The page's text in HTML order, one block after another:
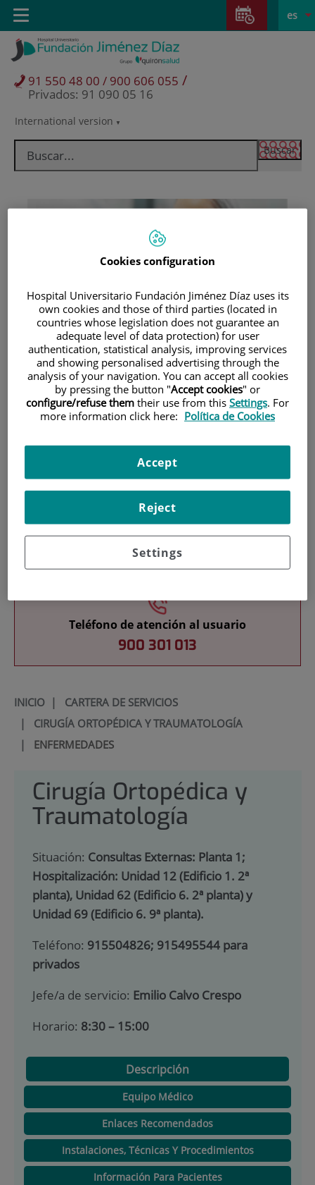
Saltar al contenido
Saltar
contenido
Selector
idioma
activo
es
International version
91 550 48 00 / 900 606 055 /
Privados: 91 090 05 16
Toggle
navigation
Pacientes y visitantes
Investigación
Teléfono de atención al usuario
900 301 013
INICIO| CARTERA DE SERVICIOS
| CIRUGÍA ORTOPÉDICA Y TRAUMATOLOGÍA
| ENFERMEDADES
Cirugía Ortopédica y
Traumatología
Situación: Consultas Externas: Planta 1;
Hospitalización: Unidad 12 (Edificio 1. 2ª
planta), Unidad 62 (Edificio 6. 2ª planta) y
Unidad 69 (Edificio 6. 9ª planta).
Teléfono: 915504826; 915495544 para
privados
Jefe/a de servicio: Emilio Calvo Crespo
Horario: 8:30 – 15:00
Descripción
Equipo Médico
Enlaces Recomendados
Instalaciones, Técnicas Y Procedimientos
Información Para Pacientes
Cookies configuration
Hospital Universitario Fundación Jiménez Díaz uses its
own cookies and those of third parties (located in
countries whose legislation does not guarantee an
adequate level of data protection) for user
authentication, statistical analysis, improving services
and showing personalised advertising through the
analysis of your navigation. You can accept all cookies
by pressing the button "Accept cookies" or
configure/refuse them their use from this Settings. For
more information click here: Política de Cookies
Settings
Reject
Accept